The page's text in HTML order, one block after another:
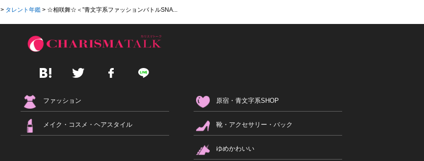
> タレント年鑑 > ☆相咲舞☆＜”青文字系ファッションバトルSNA...
ファッション 原宿・青文字系SHOP
メイク・コスメ・ヘアスタイル 靴・アクセサリー・バック
ゆめかわいい